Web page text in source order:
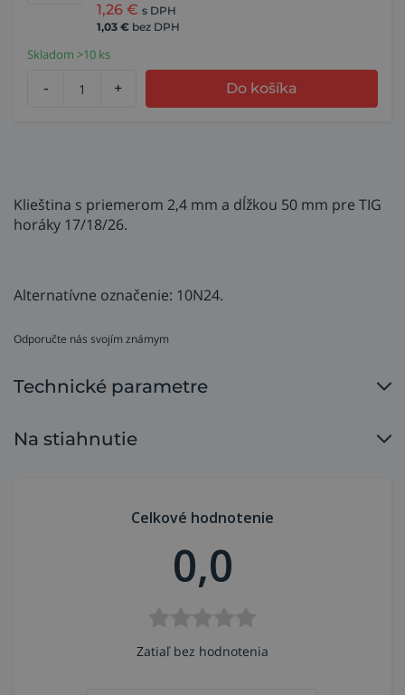
1,26 € s DPH
1,03 € bez DPH
Skladom >10 ks
- + Do košíka
Klieština s priemerom 2,4 mm a dĺžkou 50 mm pre TIG
horáky 17/18/26.
Alternatívne označenie: 10N24.
Odporučte nás svojím známym
Technické parametre
Na stiahnutie
Celkové hodnotenie
0,0
Zatiaľ bez hodnotenia